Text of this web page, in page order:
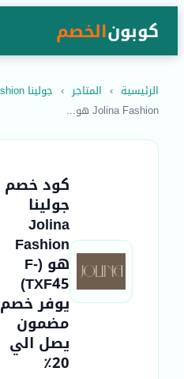
كوبونالخصم
الرئيسية › المتاجر › جولينا Jolina Fashion
Jolina Fashion هو...
كود خصم
جولينا
Jolina
Fashion
هو (F-
TXF45)
يوفر خصم
مضمون
يصل الي
20٪